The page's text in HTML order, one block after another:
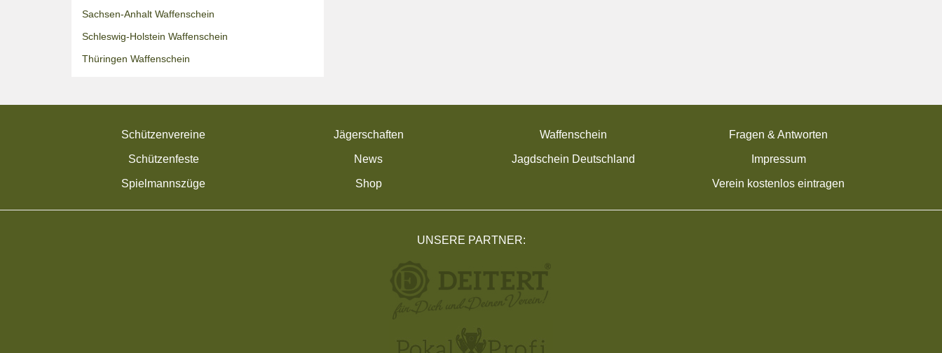
Sachsen-Anhalt Waffenschein
Schleswig-Holstein Waffenschein
Thüringen Waffenschein
Schützenvereine
Schützenfeste
Spielmannszüge
Jägerschaften
News
Shop
Waffenschein
Jagdschein Deutschland
Fragen & Antworten
Impressum
Verein kostenlos eintragen
UNSERE PARTNER: